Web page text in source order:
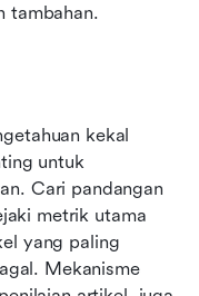
tambahan.
kekal
untuk
Cari pandangan
metrik utama
yang paling
Mekanisme